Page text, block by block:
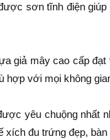
sơn tĩnh điện
giả mây cao cấp
hợp với mọi không
yêu chuộng nhất
xích đu trứng đẹp,